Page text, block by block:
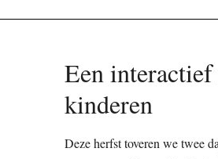
Een
kinderen
Deze herfst toveren we twee